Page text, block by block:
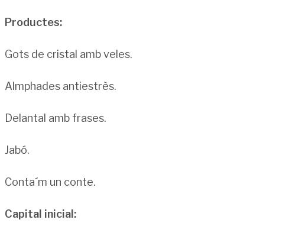
Productes:
Gots de cristal amb veles.
Almphades antiestrès.
Delantal amb frases.
Jabó.
Conta´m un conte.
Capital inicial: